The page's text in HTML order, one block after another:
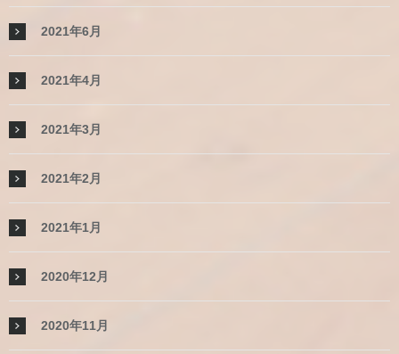
2021年6月
2021年4月
2021年3月
2021年2月
2021年1月
2020年12月
2020年11月